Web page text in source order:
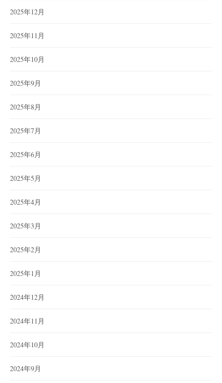
2025年12月
2025年11月
2025年10月
2025年9月
2025年8月
2025年7月
2025年6月
2025年5月
2025年4月
2025年3月
2025年2月
2025年1月
2024年12月
2024年11月
2024年10月
2024年9月